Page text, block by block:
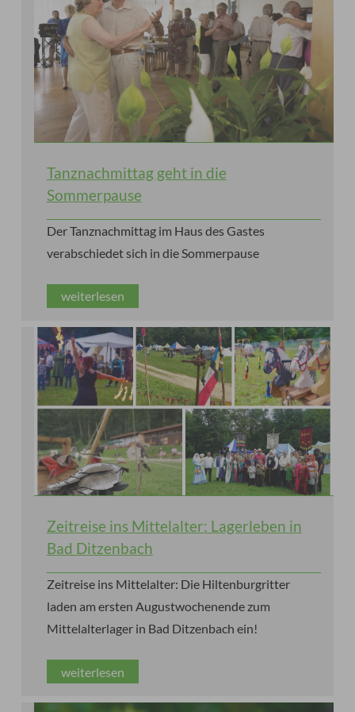
Tanznachmittag geht in die
Sommerpause
verabschiedet sich in die Sommerpause
weiterlesen
Zeitreise ins Mittelalter: Lagerleben in
Bad Ditzenbach
Zeitreise ins Mittelalter: Die Hiltenburgritter
Mittelalterlager in Bad Ditzenbach ein!